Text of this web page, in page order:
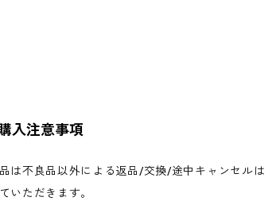
入注意事項
は不良品以外による返品/交換/途中キャンセルは
いただきます。